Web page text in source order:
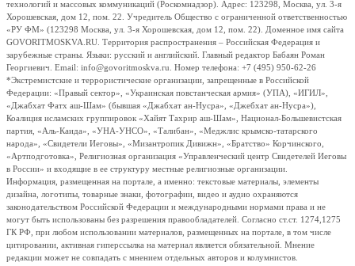
технологий и массовых коммуникаций (Роскомнадзор). Адрес: 123298, Москва, ул. 3-я
Хорошевская, дом 12, пом. 22. Учредитель Общество с ограниченной ответственностью
«РУ ФМ» (123298 Москва, ул. 3-я Хорошевская, дом 12, пом. 22). Доменное имя сайта
GOVORITMOSKVA.RU. Территория распространения – Российская Федерация и
зарубежные страны. Языки: русский и английский. Главный редактор Бабаян Роман
Георгиевич. Email: info@govoritmoskva.ru. Номер телефона: +7 (495) 950-62-26
*Экстремистские и террористические организации, запрещенные в Российской
Федерации: «Правый сектор», «Украинская повстанческая армия» (УПА), «ИГИЛ»,
«Джабхат Фатх аш-Шам» (бывшая «Джабхат ан-Нусра», «Джебхат ан-Нусра»),
Коалиция исламских группировок «Хайят Тахрир аш-Шам», Национал-Большевистская
партия, «Аль-Каида», «УНА-УНСО», «Талибан», «Меджлис крымско-татарского
народа», «Свидетели Иеговы», «Мизантропик Дивижн», «Братство» Корчинского,
«Артподготовка», Религиозная организация «Управленческий центр Свидетелей Иеговы
в России» и входящие в ее структуру местные религиозные организации.
Информация, размещенная на портале, а именно: текстовые материалы, элементы
дизайна, логотипы, товарные знаки, фотографии, видео и аудио охраняются
законодательством Российской Федерации и международными нормами права и не
могут быть использованы без разрешения правообладателей. Согласно ст.ст. 1274,1275
ГК РФ, при любом использовании материалов, размещенных на портале, в том числе
цитировании, активная гиперссылка на материал является обязательной. Мнение
редакции может не совпадать с мнением отдельных авторов и колумнистов.